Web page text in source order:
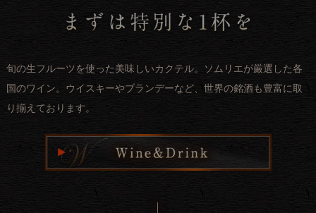
旬の生フルーツを使った美味しいカクテル。ソムリエが厳選した各
国のワイン。ウイスキーやブランデーなど、世界の銘酒も豊富に取
り揃えております。